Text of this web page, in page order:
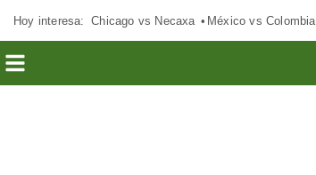
Hoy interesa: Chicago vs Necaxa México vs Colombia